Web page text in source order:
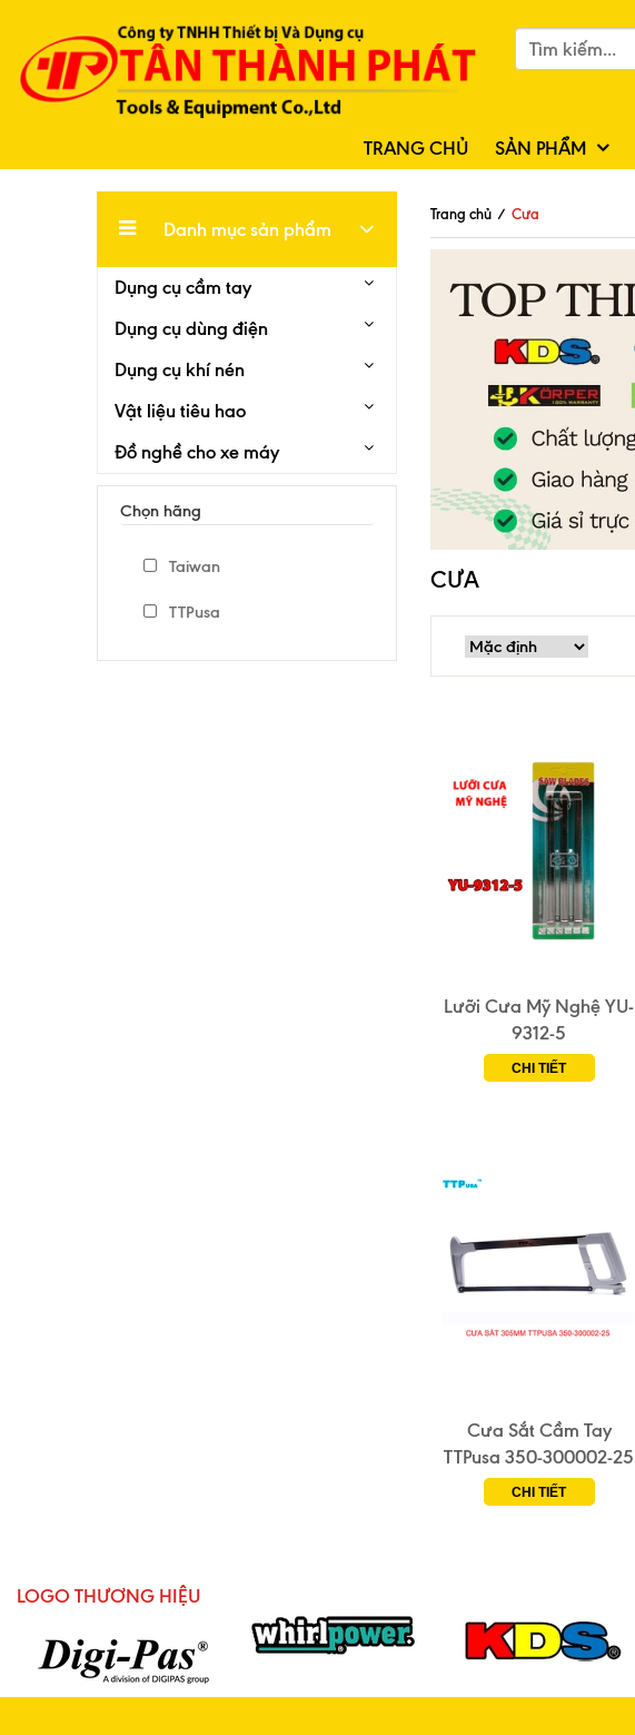
TRANG CHỦ SẢN PHẨM
Trang chủ / Cưa
CƯA
Lưỡi Cưa Mỹ Nghệ YU-
9312-5
CHI TIẾT
Cưa Sắt Cầm Tay
TTPusa 350-300002-25
CHI TIẾT
Danh mục sản phẩm
Dụng cụ cầm tay
Dụng cụ dùng điện
Dụng cụ khí nén
Vật liệu tiêu hao
Đồ nghề cho xe máy
Chọn hãng
Taiwan
TTPusa
LOGO THƯƠNG HIỆU